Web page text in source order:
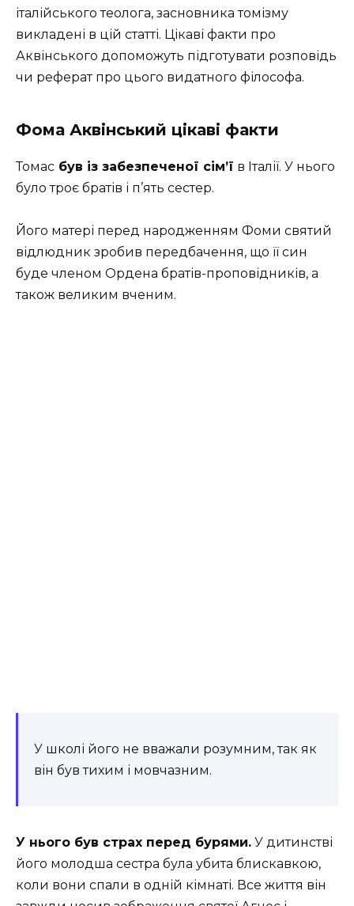
італійського теолога, засновника томізму
викладені в цій статті. Цікаві факти про
Аквінського допоможуть підготувати розповідь
чи реферат про цього видатного філософа.
Фома Аквінський цікаві факти
Томас був із забезпеченої сім’ї в Італії. У нього
було троє братів і п’ять сестер.
Його матері перед народженням Фоми святий
відлюдник зробив передбачення, що її син
буде членом Ордена братів-проповідників, а
також великим вченим.
У школі його не вважали розумним, так як
він був тихим і мовчазним.
У нього був страх перед бурями. У дитинстві
його молодша сестра була убита блискавкою,
коли вони спали в одній кімнаті. Все життя він